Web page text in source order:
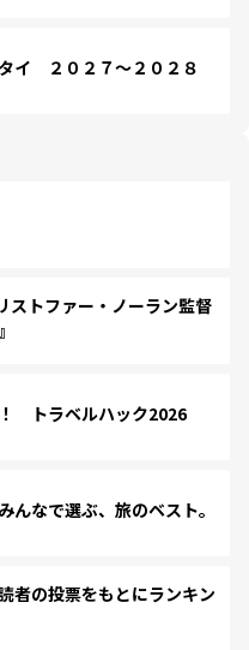
イ ２０２７～２０２８
トファー・ノーラン監督
トラベルハック2026
なで選ぶ、旅のベスト。
の投票をもとにランキン